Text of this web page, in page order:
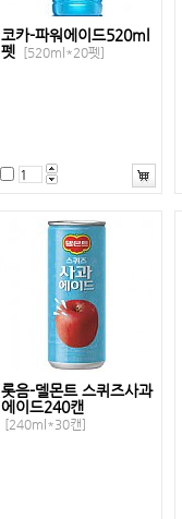
코카-파워에이드520ml
펫
[520ml*20펫]
롯음-델몬트 스퀴즈사과
에이드240캔
[240ml*30캔]